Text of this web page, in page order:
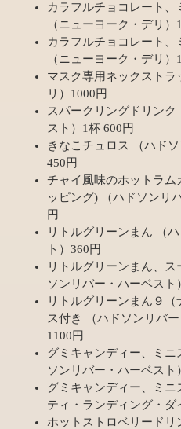
カラフルチョコレート、
（ニューヨーク・デリ）
カラフルチョコレート、
（ニューヨーク・デリ）
マスク専用ネックスト
リ）1000円
スパークリングドリン
スト）1杯 600円
きなこチュロス （ハド
450円
チャイ風味のホットラム
ッピング) （ハドソンリ
円
リトルグリーンまん （
ト）360円
リトルグリーンまん、
ソンリバー・ハーベスト
リトルグリーンまん９
ス付き （ハドソンリバ
1100円
グミキャンディー、ミニ
ソンリバー・ハーベスト
グミキャンディー、ミ
ティ・ランディング・ダ
ホットストロベリードリ